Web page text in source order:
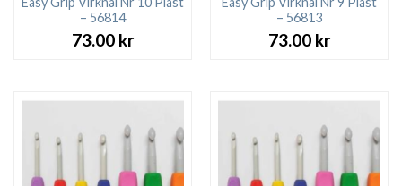
– 56814
73.00 kr
– 56813
73.00 kr